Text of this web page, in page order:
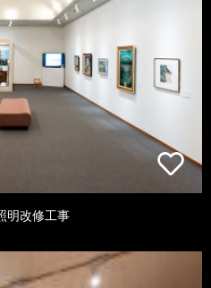
明改修工事